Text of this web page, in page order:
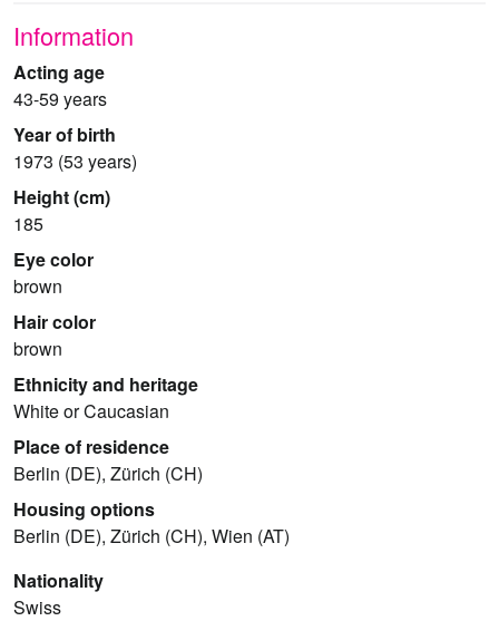
Information
Acting age
43-59 years
Year of birth
1973 (53 years)
Height (cm)
185
Eye color
brown
Hair color
brown
Ethnicity and heritage
White or Caucasian
Place of residence
Berlin (DE), Zürich (CH)
Housing options
Berlin (DE), Zürich (CH), Wien (AT)
Nationality
Swiss